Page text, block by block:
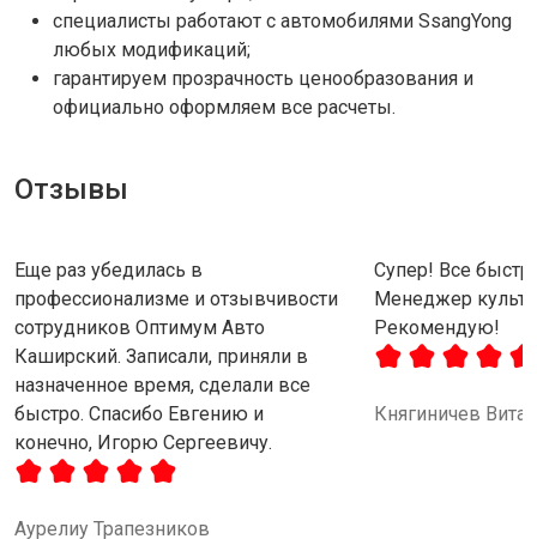
Отзывы
Еще раз убедилась в
профессионализме и отзывчивости
сотрудников Оптимум Авто
Каширский. Записали, приняли в
назначенное время, сделали все
быстро. Спасибо Евгению и
конечно, Игорю Сергеевичу.
Аурелиу Трапезников
Супер! Все
Менеджер
Рекомендую!
Княгиничев
специалисты работают с автомобилями SsangYong
любых модификаций;
гарантируем прозрачность ценообразования и
официально оформляем все расчеты.